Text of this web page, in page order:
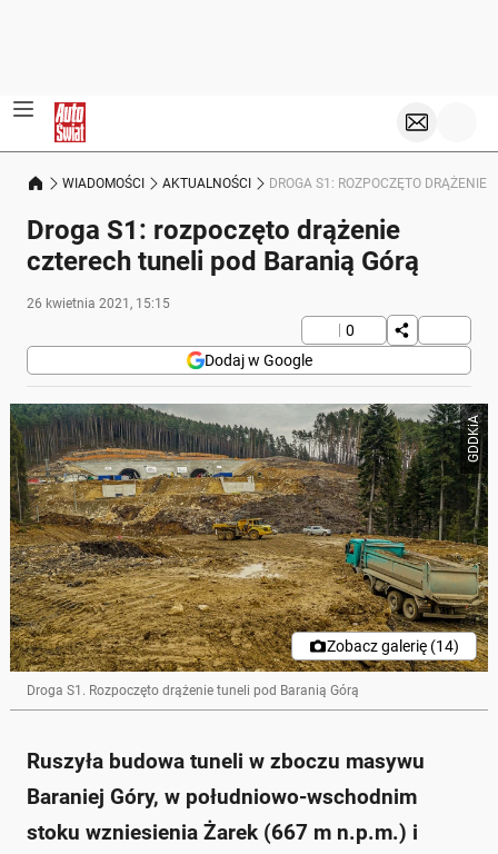
WIADOMOŚCI AKTUALNOŚCI DROGA S1: ROZPOCZĘTO DRĄŻENIE
Droga S1: rozpoczęto drążenie
czterech tuneli pod Baranią Górą
26 kwietnia 2021, 15:15
0
Dodaj w Google
GDDKiA
Zobacz galerię (14)
Droga S1. Rozpoczęto drążenie tuneli pod Baranią Górą
Ruszyła budowa tuneli w zboczu masywu
Baraniej Góry, w południowo-wschodnim
stoku wzniesienia Żarek (667 m n.p.m.) i